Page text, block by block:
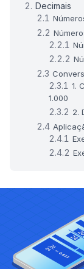
Decimais
1.
1.000
2.